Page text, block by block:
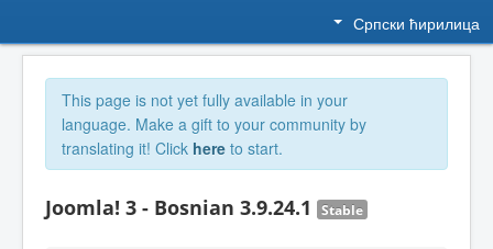
Српски ћирилица
This page is not yet fully available in your
language. Make a gift to your community by
translating it! Click here to start.
Joomla! 3 - Bosnian 3.9.24.1 Stable